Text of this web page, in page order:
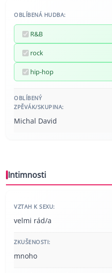
OBLÍBENÁ HUDBA:
R&B
rock
hip-hop
OBLÍBENÝ
ZPĚVÁK/SKUPINA:
Michal David
Intimnosti
VZTAH K SEXU:
velmi rád/a
ZKUŠENOSTI:
mnoho